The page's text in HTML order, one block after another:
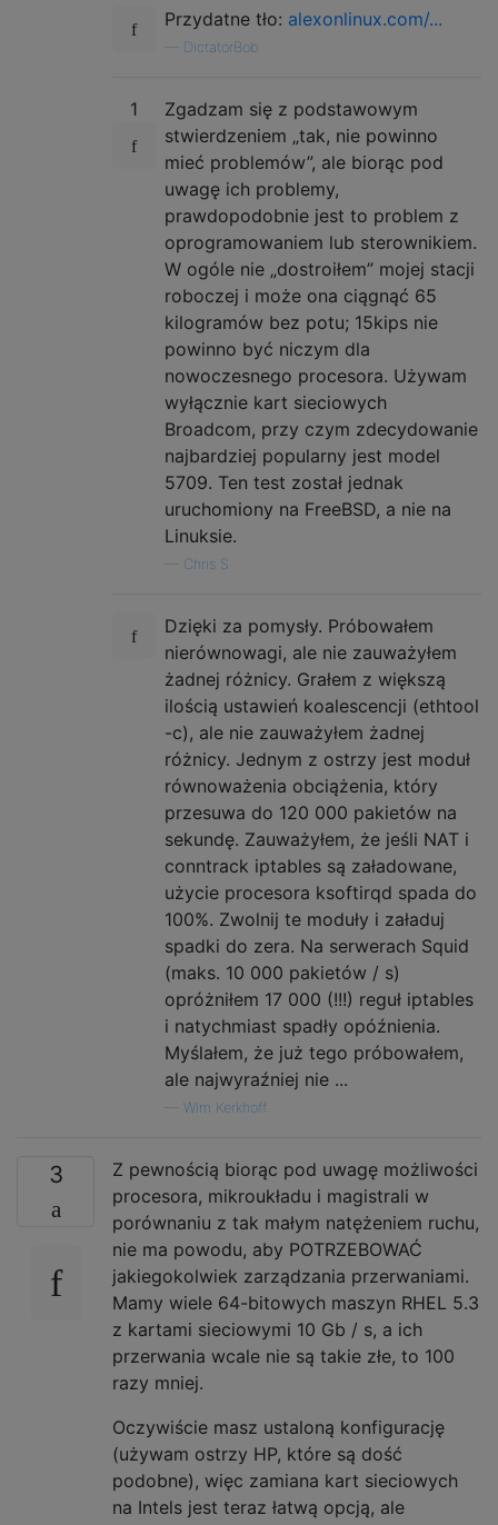
Przydatne tło: alexonlinux.com/...
DictatorBob
1
Zgadzam się z podstawowym
stwierdzeniem „tak, nie powinno
mieć problemów”, ale biorąc pod
uwagę ich problemy,
prawdopodobnie jest to problem z
oprogramowaniem lub sterownikiem.
W ogóle nie „dostroiłem” mojej stacji
roboczej i może ona ciągnąć 65
kilogramów bez potu; 15kips nie
powinno być niczym dla
nowoczesnego procesora. Używam
wyłącznie kart sieciowych
Broadcom, przy czym zdecydowanie
najbardziej popularny jest model
5709. Ten test został jednak
uruchomiony na FreeBSD, a nie na
Linuksie.
Chris S
Dzięki za pomysły. Próbowałem
nierównowagi, ale nie zauważyłem
żadnej różnicy. Grałem z większą
ilością ustawień koalescencji (ethtool
-c), ale nie zauważyłem żadnej
różnicy. Jednym z ostrzy jest moduł
równoważenia obciążenia, który
przesuwa do 120 000 pakietów na
sekundę. Zauważyłem, że jeśli NAT i
conntrack iptables są załadowane,
użycie procesora ksoftirqd spada do
100%. Zwolnij te moduły i załaduj
spadki do zera. Na serwerach Squid
(maks. 10 000 pakietów / s)
opróżniłem 17 000 (!!!) reguł iptables
i natychmiast spadły opóźnienia.
Myślałem, że już tego próbowałem,
ale najwyraźniej nie ...
Wim Kerkhoff
3
Z pewnością biorąc pod uwagę możliwości
procesora, mikroukładu i magistrali w
porównaniu z tak małym natężeniem ruchu,
nie ma powodu, aby POTRZEBOWAĆ
jakiegokolwiek zarządzania przerwaniami.
Mamy wiele 64-bitowych maszyn RHEL 5.3
z kartami sieciowymi 10 Gb / s, a ich
przerwania wcale nie są takie złe, to 100
razy mniej.
Oczywiście masz ustaloną konfigurację
(używam ostrzy HP, które są dość
podobne), więc zamiana kart sieciowych
na Intels jest teraz łatwą opcją, ale